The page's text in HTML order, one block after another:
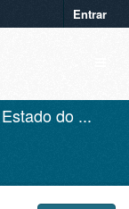
Entrar
do ...